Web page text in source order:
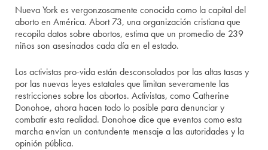
Nueva York es vergonzosamente conocida como la capital del
aborto en América. Abort 73, una organización cristiana que
recopila datos sobre abortos, estima que un promedio de 239
niños son asesinados cada día en el estado.
Los activistas pro-vida están desconsolados por las altas tasas y
por las nuevas leyes estatales que limitan severamente las
restricciones sobre los abortos. Activistas, como Catherine
Donohoe, ahora hacen todo lo posible para denunciar y
combatir esta realidad. Donohoe dice que eventos como esta
marcha envían un contundente mensaje a las autoridades y la
opinión pública.